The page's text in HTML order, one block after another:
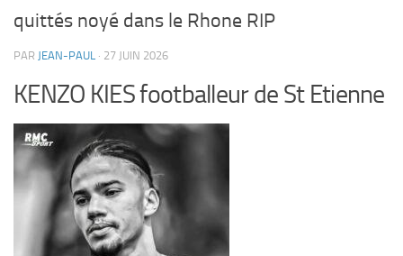
quittés noyé dans le Rhone RIP
PAR JEAN-PAUL · 27 JUIN 2026
KENZO KIES footballeur de St Etienne